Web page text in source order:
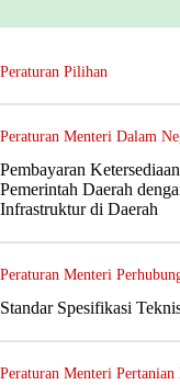
Peraturan Pilihan
Peraturan Menteri Dalam
Pembayaran
Pemerintah Daerah
Infrastruktur di Daerah
Peraturan Menteri
Standar Spesifikasi
Peraturan Menteri